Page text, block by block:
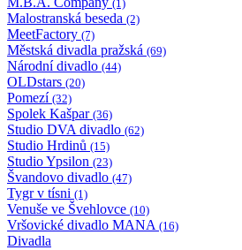
(1)
Malostranská beseda (2)
MeetFactory (7)
Městská divadla pražská (69)
Národní divadlo (44)
OLDstars (20)
Pomezí (32)
Spolek Kašpar (36)
Studio DVA divadlo (62)
Studio Hrdinů (15)
Studio Ypsilon (23)
Švandovo divadlo (47)
Tygr v tísni (1)
Venuše ve Švehlovce (10)
Vršovické divadlo MANA (16)
Divadla